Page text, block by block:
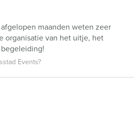
maanden weten zeer
organisatie van het uitje, het
Events?